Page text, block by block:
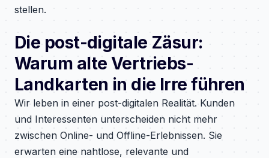
stellen.
Die post-digitale Zäsur:
Warum alte Vertriebs-
Landkarten in die Irre führen
Wir leben in einer post-digitalen Realität. Kunden
und Interessenten unterscheiden nicht mehr
zwischen Online- und Offline-Erlebnissen. Sie
erwarten eine nahtlose, relevante und